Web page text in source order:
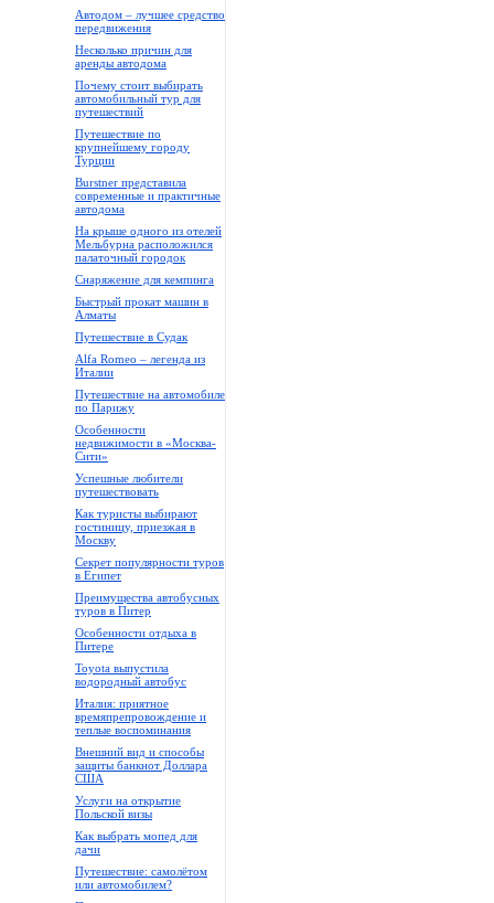
Автодом – лучшее средство
передвижения
Несколько причин для
аренды автодома
Почему стоит выбирать
автомобильный тур для
путешествий
Путешествие по
крупнейшему городу
Турции
Burstner представила
современные и практичные
автодома
На крыше одного из отелей
Мельбурна расположился
палаточный городок
Снаряжение для кемпинга
Быстрый прокат машин в
Алматы
Путешествие в Судак
Alfa Romeo – легенда из
Италии
Путешествие на автомобиле
по Парижу
Особенности
недвижимости в «Москва-
Сити»
Успешные любители
путешествовать
Как туристы выбирают
гостиницу, приезжая в
Москву
Секрет популярности туров
в Египет
Преимущества автобусных
туров в Питер
Особенности отдыха в
Питере
Toyota выпустила
водородный автобус
Италия: приятное
времяпрепровождение и
теплые воспоминания
Внешний вид и способы
защиты банкнот Доллара
США
Услуги на открытие
Польской визы
Как выбрать мопед для
дачи
Путешествие: самолётом
или автомобилем?